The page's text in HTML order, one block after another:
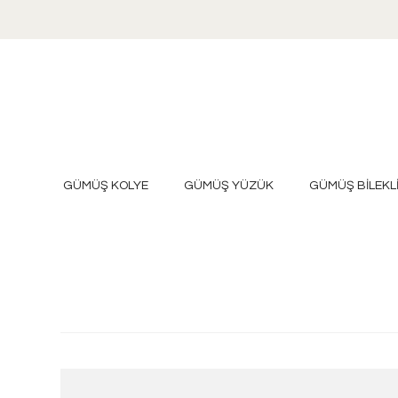
GÜMÜŞ KOLYE GÜMÜŞ YÜZÜK GÜMÜŞ